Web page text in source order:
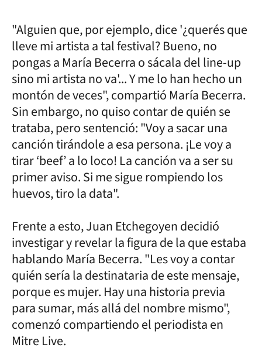
"Alguien que, por ejemplo, dice '¿querés que
lleve mi artista a tal festival? Bueno, no
pongas a María Becerra o sácala del line-up
sino mi artista no va'... Y me lo han hecho un
montón de veces", compartió María Becerra.
Sin embargo, no quiso contar de quién se
trataba, pero sentenció: "Voy a sacar una
canción tirándole a esa persona. ¡Le voy a
tirar ‘beef’ a lo loco! La canción va a ser su
primer aviso. Si me sigue rompiendo los
huevos, tiro la data".
Frente a esto, Juan Etchegoyen decidió
investigar y revelar la figura de la que estaba
hablando María Becerra. "Les voy a contar
quién sería la destinataria de este mensaje,
porque es mujer. Hay una historia previa
para sumar, más allá del nombre mismo",
comenzó compartiendo el periodista en
Mitre Live.